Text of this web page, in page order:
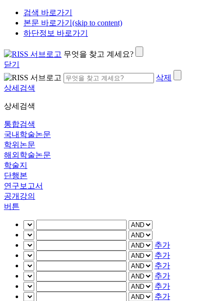
검색 바로가기
본문 바로가기(skip to content)
하단정보 바로가기
무엇을 찾고 계세요?
닫기
삭제
상세검색
상세검색
통합검색
국내학술논문
학위논문
해외학술논문
학술지
단행본
연구보고서
공개강의
버튼
추가
추가
추가
추가
추가
추가